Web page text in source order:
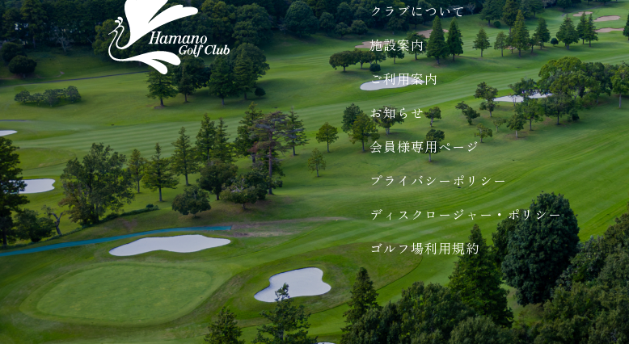
クラブについて
施設案内
ご利用案内
お知らせ
会員様専用ページ
プライバシーポリシー
ディスクロージャー・ポリシー
ゴルフ場利用規約